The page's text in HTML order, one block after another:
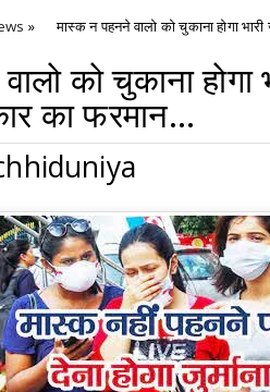
» मास्क न पहनने वालो को चुकाना होगा
को चुकाना होगा
का फरमान...